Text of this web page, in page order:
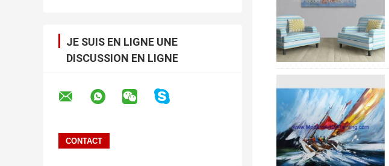
JE SUIS EN LIGNE UNE
DISCUSSION EN LIGNE